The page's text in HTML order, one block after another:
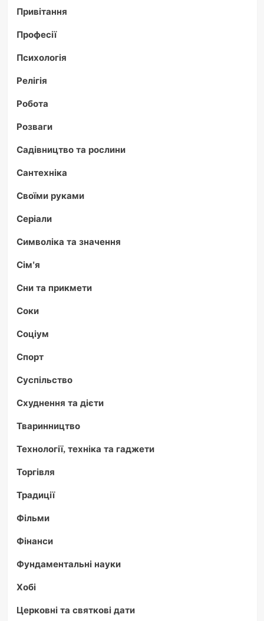
Привітання
Професії
Психологія
Релігія
Робота
Розваги
Садівництво та рослини
Сантехніка
Своїми руками
Серіали
Символіка та значення
Сім'я
Сни та прикмети
Соки
Соціум
Спорт
Суспільство
Схуднення та дієти
Тваринництво
Технології, техніка та гаджети
Торгівля
Традиції
Фільми
Фінанси
Фундаментальні науки
Хобі
Церковні та святкові дати